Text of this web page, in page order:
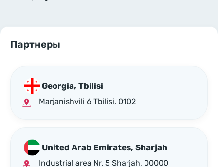
Партнеры
Georgia, Tbilisi
Marjanishvili 6 Tbilisi, 0102
United Arab Emirates, Sharjah
Industrial area Nr. 5 Sharjah, 00000